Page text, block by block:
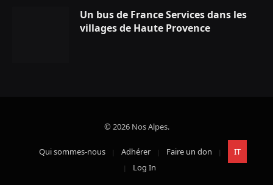
Un bus de France Services dans les
villages de Haute Provence
© 2026 Nos Alpes.
Qui sommes-nous Adhérer Faire un don
IT
Log In